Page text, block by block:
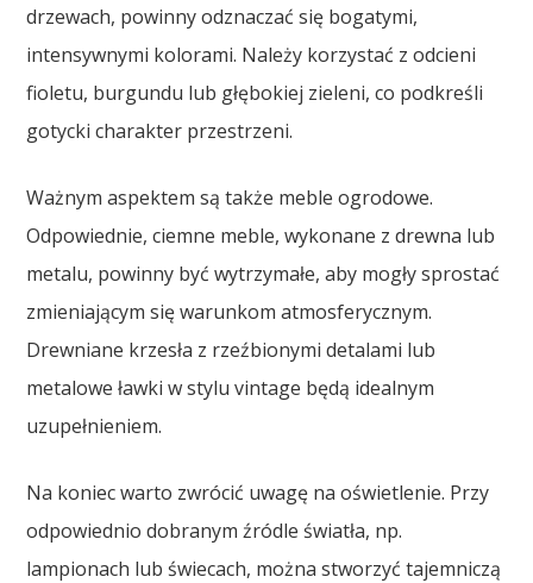
drzewach, powinny odznaczać się bogatymi,
intensywnymi kolorami. Należy korzystać z odcieni
fioletu, burgundu lub głębokiej zieleni, co podkreśli
gotycki charakter przestrzeni.
Ważnym aspektem są także meble ogrodowe.
Odpowiednie, ciemne meble, wykonane z drewna lub
metalu, powinny być wytrzymałe, aby mogły sprostać
zmieniającym się warunkom atmosferycznym.
Drewniane krzesła z rzeźbionymi detalami lub
metalowe ławki w stylu vintage będą idealnym
uzupełnieniem.
Na koniec warto zwrócić uwagę na oświetlenie. Przy
odpowiednio dobranym źródle światła, np.
lampionach lub świecach, można stworzyć tajemniczą